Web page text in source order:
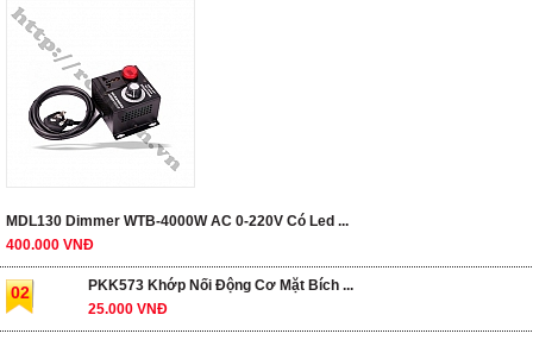
MDL130 Dimmer WTB-4000W AC 0-220V Có Led ...
400.000 VNĐ
02
PKK573 Khớp Nối Động Cơ Mặt Bích ...
25.000 VNĐ